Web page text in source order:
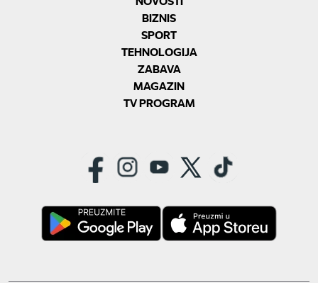
BIZNIS
SPORT
TEHNOLOGIJA
ZABAVA
MAGAZIN
TV PROGRAM